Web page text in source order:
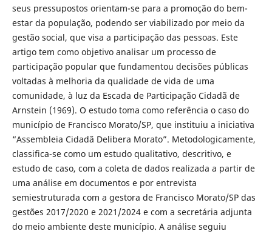
seus pressupostos orientam-se para a promoção do bem-
estar da população, podendo ser viabilizado por meio da
gestão social, que visa a participação das pessoas. Este
artigo tem como objetivo analisar um processo de
participação popular que fundamentou decisões públicas
voltadas à melhoria da qualidade de vida de uma
comunidade, à luz da Escada de Participação Cidadã de
Arnstein (1969). O estudo toma como referência o caso do
município de Francisco Morato/SP, que instituiu a iniciativa
“Assembleia Cidadã Delibera Morato”. Metodologicamente,
classifica-se como um estudo qualitativo, descritivo, e
estudo de caso, com a coleta de dados realizada a partir de
uma análise em documentos e por entrevista
semiestruturada com a gestora de Francisco Morato/SP das
gestões 2017/2020 e 2021/2024 e com a secretária adjunta
do meio ambiente deste município. A análise seguiu